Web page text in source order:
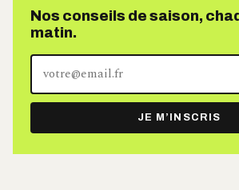
Nos conseils de saison,
matin.
Votre
adresse
e-
mail
JE M’INSCRIS